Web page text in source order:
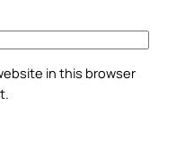
in this browser